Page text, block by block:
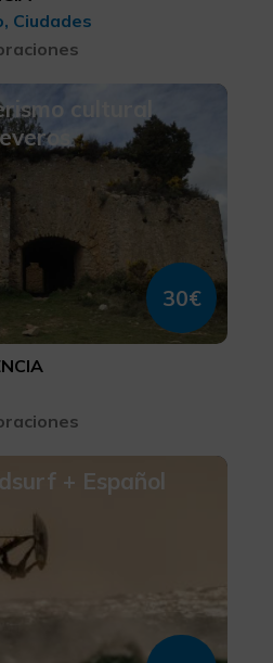
Ciudades
cultural
30€
+ Español